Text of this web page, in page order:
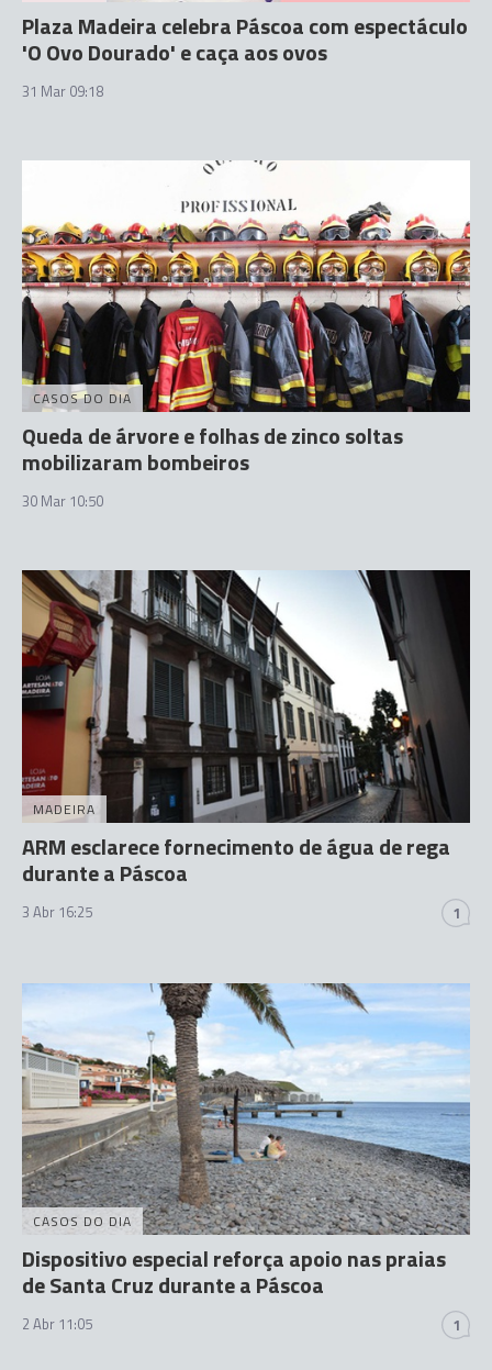
Plaza Madeira celebra Páscoa com espectáculo
'O Ovo Dourado' e caça aos ovos
31 Mar 09:18
CASOS DO DIA
Queda de árvore e folhas de zinco soltas
mobilizaram bombeiros
30 Mar 10:50
MADEIRA
ARM esclarece fornecimento de água de rega
durante a Páscoa
3 Abr 16:25 1
CASOS DO DIA
Dispositivo especial reforça apoio nas praias
de Santa Cruz durante a Páscoa
2 Abr 11:05 1